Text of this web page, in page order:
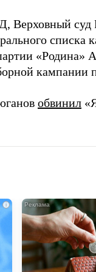
Верховный суд
списка
«Родина»
кампании
обвинил
i